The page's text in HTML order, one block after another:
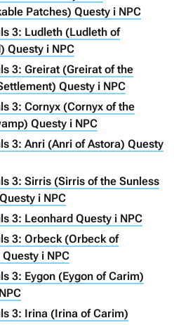
Patches) Questy i NPC
3: Ludleth (Ludleth of
Questy i NPC
3: Greirat (Greirat of the
Questy i NPC
3: Cornyx (Cornyx of the
Questy i NPC
3: Anri (Anri of Astora) Questy
3: Sirris (Sirris of the Sunless
i NPC
3: Leonhard Questy i NPC
3: Orbeck (Orbeck of
i NPC
3: Eygon (Eygon of Carim)
3: Irina (Irina of Carim)